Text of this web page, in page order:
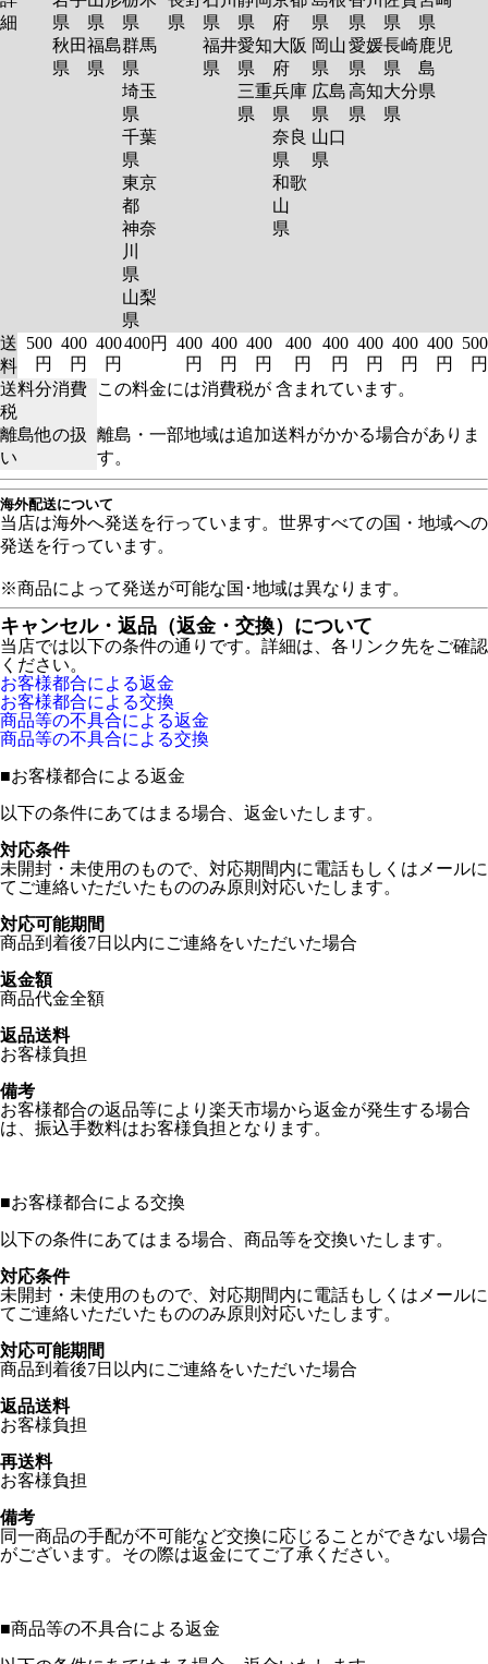
細
県
秋田
県
県
福島
県
県
群馬
県
埼玉
県
千葉
県
東京
都
神奈
川
県
山梨
県
県 県
福井
県
県
愛知
県
三重
県
府
大阪
府
兵庫
県
奈良
県
和歌
山
県
県
岡山
県
広島
県
山口
県
県
愛媛
県
高知
県
県
長崎
県
大分
県
県
鹿児
島
県
送
料
500
円
400
円
400
円
400円
400
円
400
円
400
円
400
円
400
円
400
円
400
円
400
円
500
円
送料分消費
税
この料金には消費税が 含まれています。
離島他の扱
い
離島・一部地域は追加送料がかかる場合がありま
す。
海外配送について
当店は海外へ発送を行っています。世界すべての国・地域への
発送を行っています。
※商品によって発送が可能な国･地域は異なります。
キャンセル・返品（返金・交換）について
当店では以下の条件の通りです。詳細は、各リンク先をご確認
ください。
お客様都合による返金
お客様都合による交換
商品等の不具合による返金
商品等の不具合による交換
■お客様都合による返金
以下の条件にあてはまる場合、返金いたします。
対応条件
未開封・未使用のもので、対応期間内に電話もしくはメールに
てご連絡いただいたもののみ原則対応いたします。
対応可能期間
商品到着後7日以内にご連絡をいただいた場合
返金額
商品代金全額
返品送料
お客様負担
備考
お客様都合の返品等により楽天市場から返金が発生する場合
は、振込手数料はお客様負担となります。
■お客様都合による交換
以下の条件にあてはまる場合、商品等を交換いたします。
対応条件
未開封・未使用のもので、対応期間内に電話もしくはメールに
てご連絡いただいたもののみ原則対応いたします。
対応可能期間
商品到着後7日以内にご連絡をいただいた場合
返品送料
お客様負担
再送料
お客様負担
備考
同一商品の手配が不可能など交換に応じることができない場合
がございます。その際は返金にてご了承ください。
■商品等の不具合による返金